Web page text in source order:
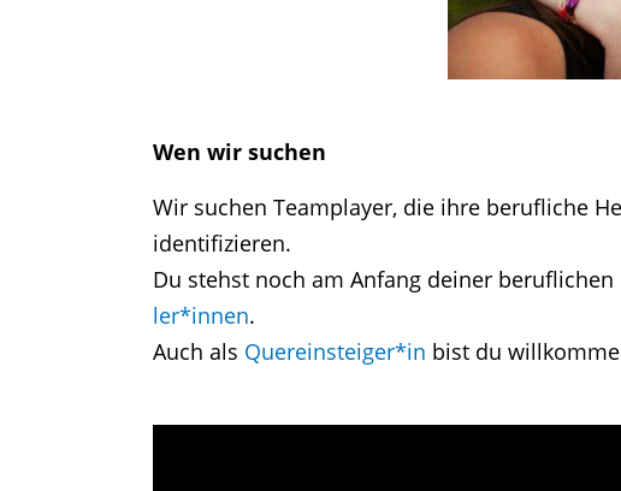
Wen wir suchen
Wir suchen Teamplayer, die ihre berufliche
identifizieren.
Du stehst noch am Anfang deiner
ler*innen.
Auch als Quereinsteiger*in bist du